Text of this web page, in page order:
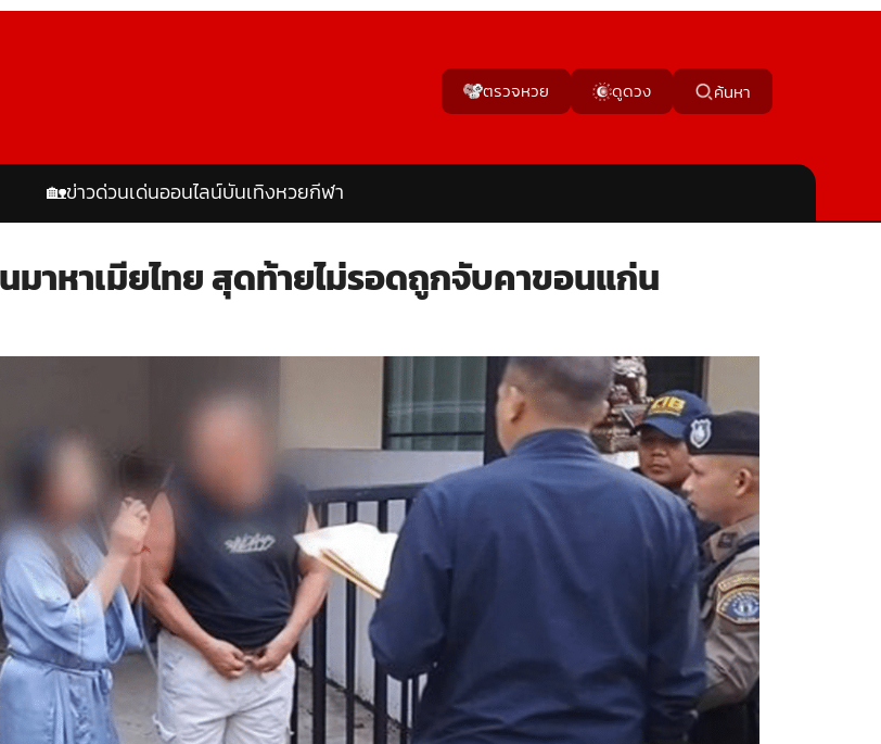
ตรวจหวย ดูดวง ค้นหา
🏡ข่าวด่วนเด่นออนไลน์บันเทิงหวยกีฬา
าหาเมียไทย สุดท้ายไม่รอดถูกจับคาขอนแก่น